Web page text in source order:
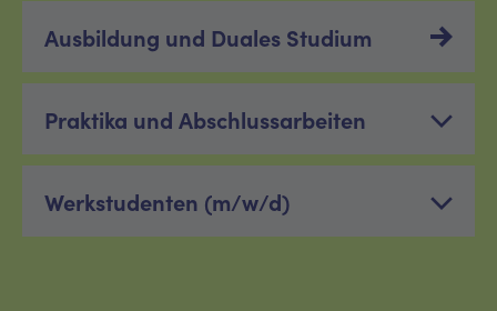
Ausbildung und Duales Studium
Praktika und Abschlussarbeiten
Werkstudenten (m/w/d)